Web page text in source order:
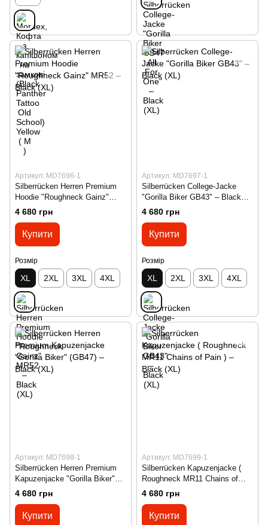
Артикул: MD7696-1
Silberrücken Herren Premium
Hoodie "Roughneck Gainz"
MR52 – Black (XL)
4 680 грн
Купити
Розмір
XL 2XL 3XL 4XL
Артикул: MD7697-1
Silberrücken College-Jacke
"Gorilla Biker GB43" – Black
(XL)
4 680 грн
Купити
Розмір
XL 2XL 3XL 4XL
Артикул: MD7698-1
Silberrücken Herren Premium
Kapuzenjacke "Gorilla Biker"
(GB47) – Black (XL)
4 680 грн
Купити
Артикул: MD7699-1
Silberrücken Kapuzenjacke (
Roughneck MR11 Chains of
Pain ) – Black (XL)
4 680 грн
Купити